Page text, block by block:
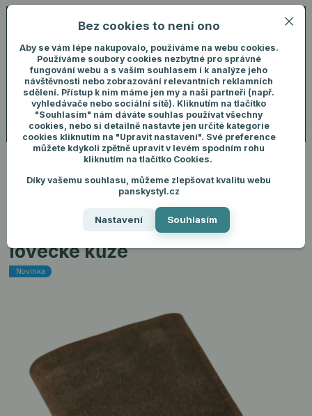
Menu
+420 731 292 460
Přihlášení
Hledat
ks
Úvod Pánské doplňky Peněženky
Kvalitní pánská peněženka z
Kvalitní pánská peněženka z
lovecké kůže
Novinka
Bez cookies to není ono
Aby se vám lépe nakupovalo, používáme na webu cookies.
Používáme soubory cookies nezbytné pro správné
fungování webu a s vaším souhlasem i k analýze jeho
návštěvnosti nebo zobrazování relevantních reklamních
sdělení. Přístup k nim máme jen my a naši partneři (např.
vyhledávače nebo sociální sítě). Kliknutím na tlačítko
"Souhlasím" nám dáváte souhlas používat všechny
cookies, nebo si detailně nastavte jen určité kategorie
cookies kliknutím na "Upravit nastavení". Své preference
můžete kdykoli zpětně upravit v levém spodním rohu
kliknutím na tlačítko Cookies.
Díky vašemu souhlasu, můžeme zlepšovat kvalitu webu
panskystyl.cz
Nastavení Souhlasím